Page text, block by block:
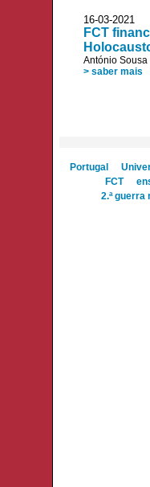
16-03-2021
FCT
António
> saber mais
Portugal
FCT
2.ª guerra